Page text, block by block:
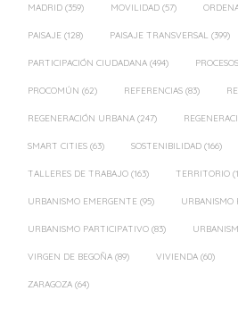
MADRID (359) MOVILIDAD (57)
PAISAJE (128) PAISAJE TRANSVERSAL (399)
PARTICIPACIÓN CIUDADANA (494)
PROCOMÚN (62) REFERENCIAS (83)
REGENERACIÓN URBANA (247)
SMART CITIES (63) SOSTENIBILIDAD (166)
TALLERES DE TRABAJO (163) TERRITORIO
URBANISMO EMERGENTE (95) URBANISMO
URBANISMO PARTICIPATIVO (83)
VIRGEN DE BEGOÑA (89) VIVIENDA (60)
ZARAGOZA (64)